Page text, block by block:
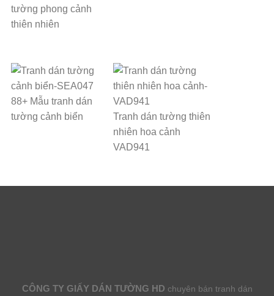
tường phong cảnh
thiên nhiên
88+ Mẫu tranh dán
tường cảnh biển
Tranh dán tường thiên
nhiên hoa cảnh
VAD941
CÔNG TY GIẤY DÁN TƯỜNG HD chuyên bán tranh dán